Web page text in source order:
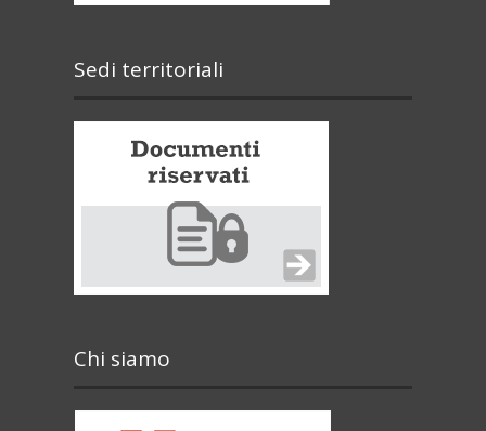
Sedi territoriali
Chi siamo